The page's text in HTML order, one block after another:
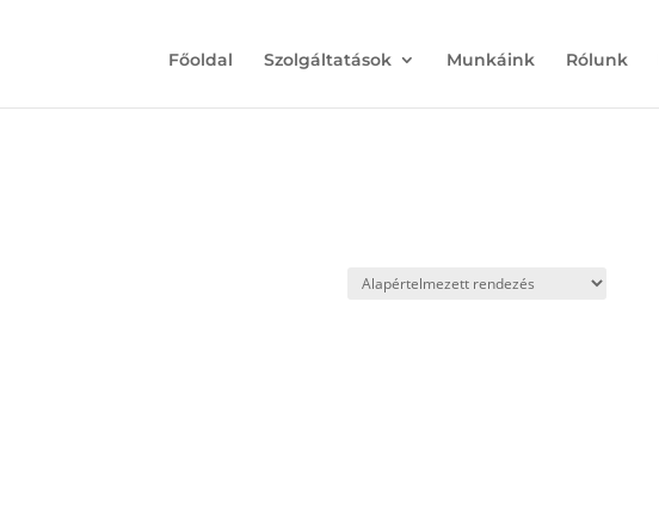
Főoldal Szolgáltatások Munkáink Rólunk